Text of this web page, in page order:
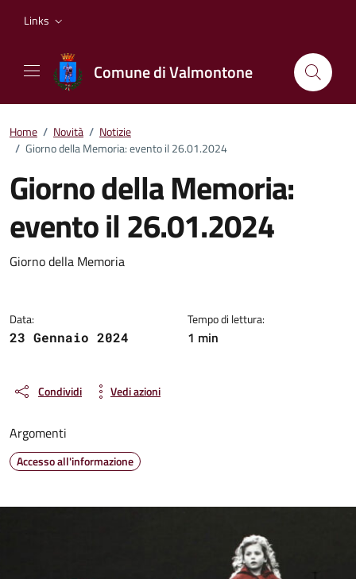
Links
Comune di Valmontone
Home / Novità / Notizie
/ Giorno della Memoria: evento il 26.01.2024
Giorno della Memoria:
evento il 26.01.2024
Dettagli della notizia
Giorno della Memoria
Data:
23 Gennaio 2024
Tempo di lettura:
1 min
Condividi Vedi azioni
Argomenti
Accesso all'informazione